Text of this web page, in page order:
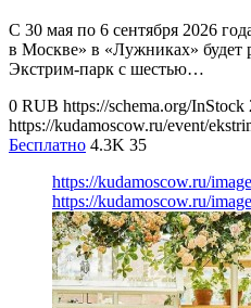
С 30 мая по 6 сентября 2026
в Москве» в «Лужниках» будет
Экстрим-парк с шестью…
0 RUB https://schema.org/InStock
https://kudamoscow.ru/event/
Бесплатно 4.3K 35
https://kudamoscow.ru/
https://kudamoscow.ru/